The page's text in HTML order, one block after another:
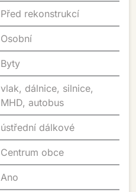
Před rekonstrukcí
Osobní
Byty
vlak, dálnice, silnice,
MHD, autobus
ústřední dálkové
Centrum obce
Ano